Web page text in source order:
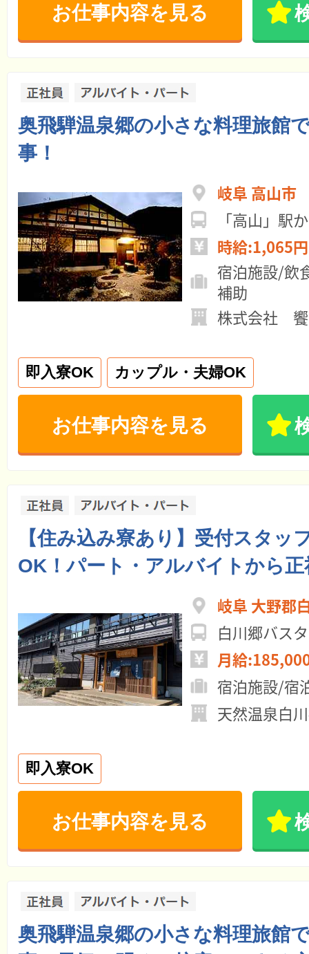
お仕事内容を見る
奥飛騨温泉郷の小さな料理旅館
事！
岐阜 高山市
「高山」駅
時給:1,065
宿泊施設/飲
補助
株式会社
即入寮OK カップル・夫婦OK
お仕事内容を見る
【住み込み寮あり】受付スタッ
OK！パート・アルバイトから正
岐阜 大野郡
白川郷バス
月給
宿泊施設/宿
天然温泉白
即入寮OK
お仕事内容を見る
奥飛騨温泉郷の小さな料理旅館